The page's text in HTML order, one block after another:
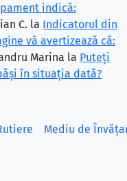
indică:
C. la Indicatorul din
vă avertizează că:
Marina la Puteţi
în situaţia dată?
Mediu de